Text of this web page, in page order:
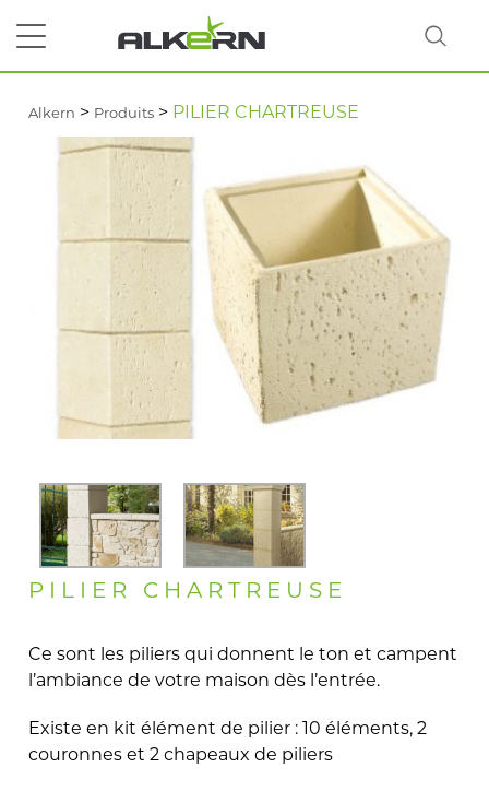
RECHERCHER
Alkern > Produits > PILIER CHARTREUSE
PILIER CHARTREUSE
Ce sont les piliers qui donnent le ton et campent
l’ambiance de votre maison dès l’entrée.
Existe en kit élément de pilier : 10 éléments, 2
couronnes et 2 chapeaux de piliers